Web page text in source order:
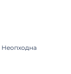
Неопходна